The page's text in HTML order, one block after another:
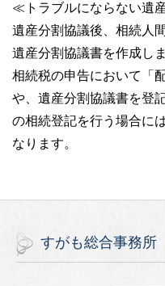
≪トラブルにならない遺
遺産分割協議後、相続人
遺産分割協議書を作成し
相続税の申告において「
や、遺産分割協議書を登
の相続登記を行う場合に
なります。
すがも総合事務